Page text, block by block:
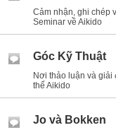
Cảm nhận, ghi chép
Seminar về Aikido
Góc Kỹ Thuật
Nơi thảo luận và giải
thế Aikido
Jo và Bokken